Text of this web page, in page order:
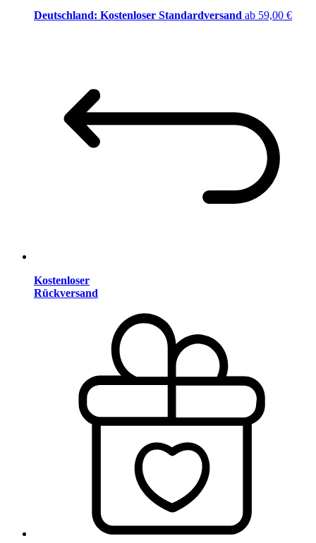
Deutschland: Kostenloser Standardversand ab 59,00 €
Kostenloser
Rückversand